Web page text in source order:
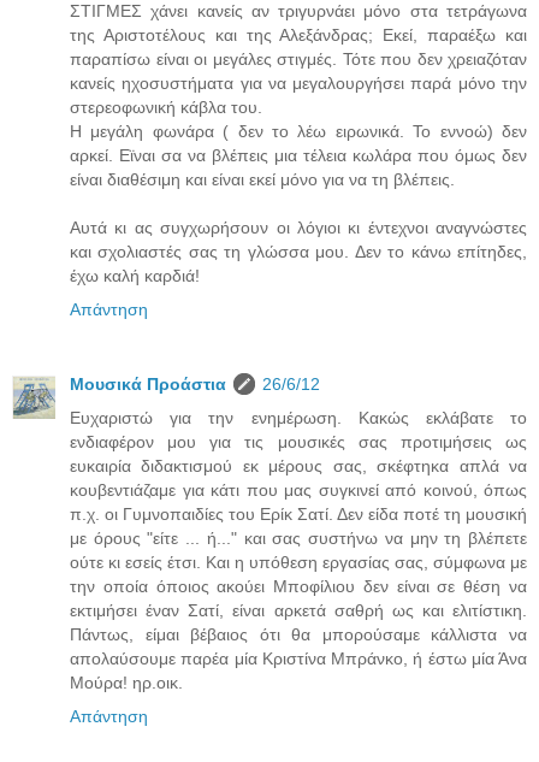
ΣΤΙΓΜΕΣ χάνει κανείς αν τριγυρνάει μόνο στα τετράγωνα
της Αριστοτέλους και της Αλεξάνδρας; Εκεί, παραέξω και
παραπίσω είναι οι μεγάλες στιγμές. Τότε που δεν χρειαζόταν
κανείς ηχοσυστήματα για να μεγαλουργήσει παρά μόνο την
στερεοφωνική κάβλα του.
Η μεγάλη φωνάρα ( δεν το λέω ειρωνικά. Το εννοώ) δεν
αρκεί. Εϊναι σα να βλέπεις μια τέλεια κωλάρα που όμως δεν
είναι διαθέσιμη και είναι εκεί μόνο για να τη βλέπεις.
Αυτά κι ας συγχωρήσουν οι λόγιοι κι έντεχνοι αναγνώστες
και σχολιαστές σας τη γλώσσα μου. Δεν το κάνω επίτηδες,
έχω καλή καρδιά!
Απάντηση
Μουσικά Προάστια
26/6/12
Ευχαριστώ για την ενημέρωση. Κακώς εκλάβατε το
ενδιαφέρον μου για τις μουσικές σας προτιμήσεις ως
ευκαιρία διδακτισμού εκ μέρους σας, σκέφτηκα απλά να
κουβεντιάζαμε για κάτι που μας συγκινεί από κοινού, όπως
π.χ. οι Γυμνοπαιδίες του Ερίκ Σατί. Δεν είδα ποτέ τη μουσική
με όρους "είτε ... ή..." και σας συστήνω να μην τη βλέπετε
ούτε κι εσείς έτσι. Και η υπόθεση εργασίας σας, σύμφωνα με
την οποία όποιος ακούει Μποφίλιου δεν είναι σε θέση να
εκτιμήσει έναν Σατί, είναι αρκετά σαθρή ως και ελιτίστικη.
Πάντως, είμαι βέβαιος ότι θα μπορούσαμε κάλλιστα να
απολαύσουμε παρέα μία Κριστίνα Μπράνκο, ή έστω μία Άνα
Μούρα! ηρ.οικ.
Απάντηση